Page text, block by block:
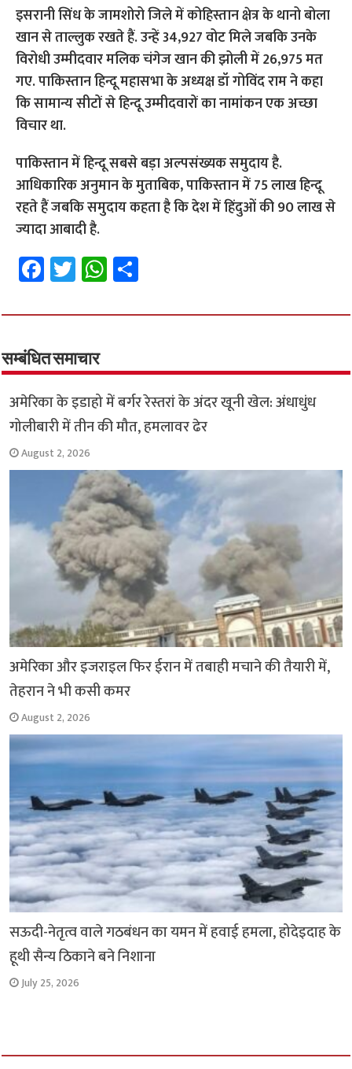
इसरानी सिंध के जामशोरो जिले में कोहिस्तान क्षेत्र के थानो बोला
खान से ताल्लुक रखते हैं. उन्हें 34,927 वोट मिले जबकि उनके
विरोधी उम्मीदवार मलिक चंगेज खान की झोली में 26,975 मत
गए. पाकिस्तान हिन्दू महासभा के अध्यक्ष डॉ गोविंद राम ने कहा
कि सामान्य सीटों से हिन्दू उम्मीदवारों का नामांकन एक अच्छा
विचार था.
पाकिस्तान में हिन्दू सबसे बड़ा अल्पसंख्यक समुदाय है.
आधिकारिक अनुमान के मुताबिक, पाकिस्तान में 75 लाख हिन्दू
रहते हैं जबकि समुदाय कहता है कि देश में हिंदुओं की 90 लाख से
ज्यादा आबादी है.
Fa
ce
b
o
o
k
T
wi
tt
er
W
h
at
p
p
ar
सम्बंधित समाचार
अमेरिका के इडाहो में बर्गर रेस्तरां के अंदर खूनी खेल: अंधाधुंध
गोलीबारी में तीन की मौत, हमलावर ढेर
August 2, 2026
अमेरिका और इजराइल फिर ईरान में तबाही मचाने की तैयारी में,
तेहरान ने भी कसी कमर
August 2, 2026
सऊदी-नेतृत्व वाले गठबंधन का यमन में हवाई हमला, होदेइदाह के
हूथी सैन्य ठिकाने बने निशाना
July 25, 2026